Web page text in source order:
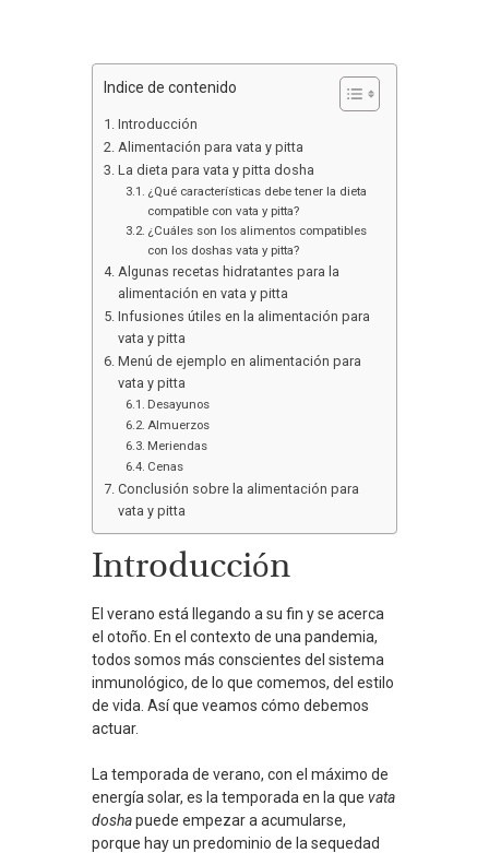
Indice de contenido
Introducción
Alimentación para vata y pitta
La dieta para vata y pitta dosha
¿Qué características debe tener la dieta
compatible con vata y pitta?
¿Cuáles son los alimentos compatibles
con los doshas vata y pitta?
Algunas recetas hidratantes para la
alimentación en vata y pitta
Infusiones útiles en la alimentación para
vata y pitta
Menú de ejemplo en alimentación para
vata y pitta
Desayunos
Almuerzos
Meriendas
Cenas
Conclusión sobre la alimentación para
vata y pitta
Introducción
El verano está llegando a su fin y se acerca
el otoño. En el contexto de una pandemia,
todos somos más conscientes del sistema
inmunológico, de lo que comemos, del estilo
de vida. Así que veamos cómo debemos
actuar.
La temporada de verano, con el máximo de
energía solar, es la temporada en la que vata
doshapuede empezar a acumularse,
porque hay un predominio de la sequedad